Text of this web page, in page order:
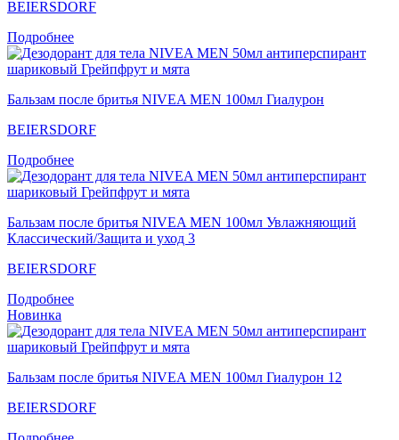
BEIERSDORF
Подробнее
Бальзам после бритья NIVEA MEN 100мл Гиалурон
BEIERSDORF
Подробнее
Бальзам после бритья NIVEA MEN 100мл Увлажняющий
Классический/Защита и уход 3
BEIERSDORF
Подробнее
Новинка
Бальзам после бритья NIVEA MEN 100мл Гиалурон 12
BEIERSDORF